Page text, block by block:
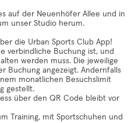
auf der Neuenhöfer Allee und in
unser Studio herum.
die Urban Sports Club App!
verbindliche Buchung ist, und
werden muss. Die jeweilige
Buchung angezeigt. Andernfalls
monatlichen Besuchslimit
gestellt.
über den QR Code bleibt vor
Training, mit Sportschuhen und